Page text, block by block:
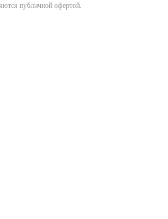
публичной офертой.